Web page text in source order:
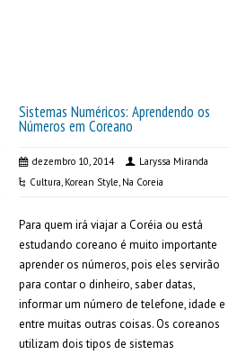
Sistemas Numéricos: Aprendendo os
Números em Coreano
dezembro 10, 2014
Laryssa Miranda
Cultura, Korean Style, Na Coreia
Para quem irá viajar a Coréia ou está
estudando coreano é muito importante
aprender os números, pois eles servirão
para contar o dinheiro, saber datas,
informar um número de telefone, idade e
entre muitas outras coisas. Os coreanos
utilizam dois tipos de sistemas